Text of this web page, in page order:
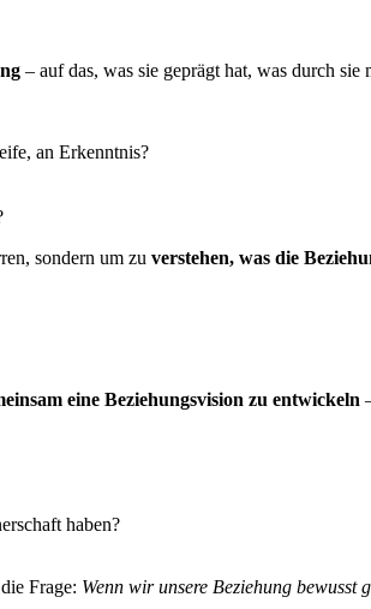
– auf das, was sie geprägt hat, was durch
an Erkenntnis?
sondern um zu verstehen, was die
eine Beziehungsvision zu entwickeln
haben?
Frage: Wenn wir unsere Beziehung bewusst